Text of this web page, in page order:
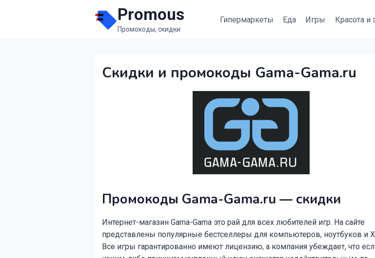
Promous
Промокоды, скидки
Гипермаркеты Еда Игры Красота и
Скидки и промокоды Gama-Gama.ru
Промокоды Gama-Gama.ru — скидки
Интернет-магазин Gama-Gama это рай для всех любителей игр. На сайте
представлены популярные бестселлеры для компьютеров, ноутбуков и
Все игры гарантированно имеют лицензию, а компания убеждает, что